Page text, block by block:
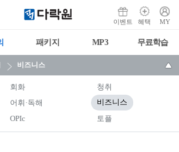
이벤트 혜택 MY
패키지 MP3 무료학습
비즈니스
회화
청취
어휘·독해 비즈니스
OPIc 토플